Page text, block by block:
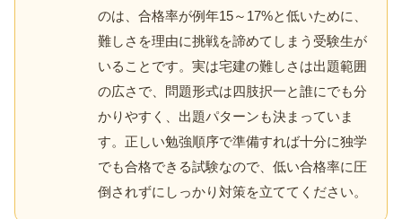
のは、合格率が例年15～17%と低いために、
難しさを理由に挑戦を諦めてしまう受験生が
いることです。実は宅建の難しさは出題範囲
の広さで、問題形式は四肢択一と誰にでも分
かりやすく、出題パターンも決まっていま
す。正しい勉強順序で準備すれば十分に独学
でも合格できる試験なので、低い合格率に圧
倒されずにしっかり対策を立ててください。